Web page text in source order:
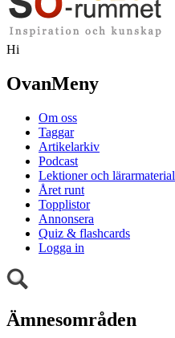
Hi
OvanMeny
Om oss
Taggar
Artikelarkiv
Podcast
Lektioner och lärarmaterial
Året runt
Topplistor
Annonsera
Quiz & flashcards
Logga in
Ämnesområden